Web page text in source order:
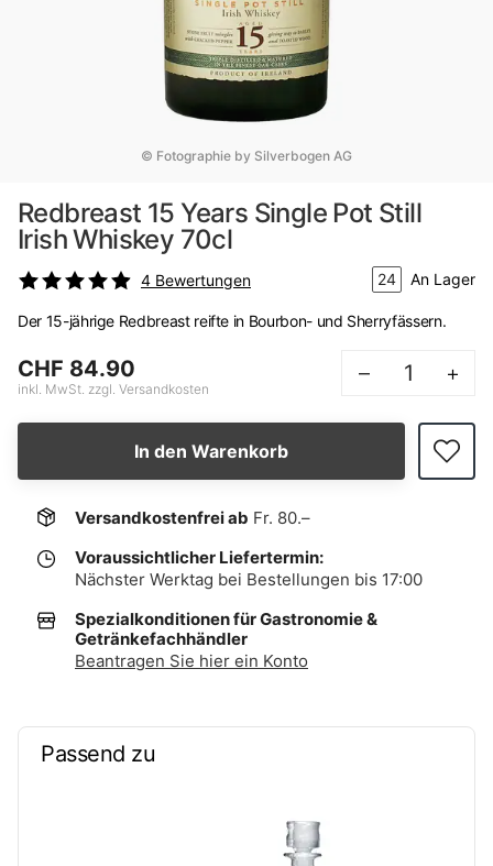
© Fotographie by Silverbogen AG
Redbreast 15 Years Single Pot Still
Irish Whiskey 70cl
4 Bewertungen 24 An Lager
Der 15-jährige Redbreast reifte in Bourbon- und Sherryfässern.
CHF 84.90
inkl. MwSt. zzgl. Versandkosten
– +
In den Warenkorb
Versandkostenfrei ab Fr. 80.–
Voraussichtlicher Liefertermin:
Nächster Werktag bei Bestellungen bis 17:00
Spezialkonditionen für Gastronomie &
Getränkefachhändler
Beantragen Sie hier ein Konto
Passend zu